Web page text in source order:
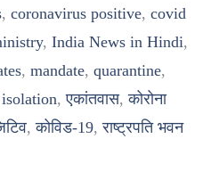
, coronavirus positive, covid
, India News in Hindi,
, mandate, quarantine,
,एकांतवास,कोरोना
,कोविड-19,राष्ट्रपति भवन